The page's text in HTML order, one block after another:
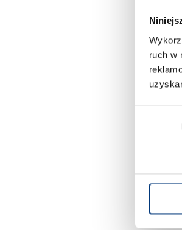
ruch w